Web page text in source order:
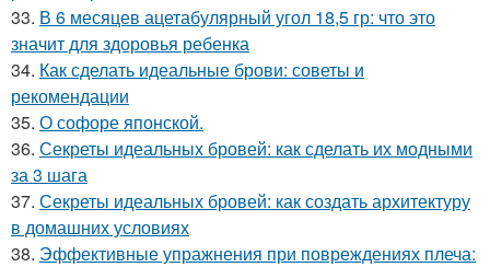
33. В 6 месяцев ацетабулярный угол 18,5 гр: что это
значит для здоровья ребенка
34. Как сделать идеальные брови: советы и
рекомендации
35. О софоре японской.
36. Секреты идеальных бровей: как сделать их модными
за 3 шага
37. Секреты идеальных бровей: как создать архитектуру
в домашних условиях
38. Эффективные упражнения при повреждениях плеча: